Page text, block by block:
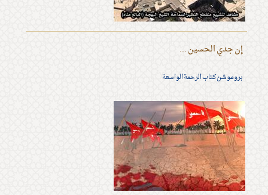
إن جدي الحسين ...
بروموشن كتاب الرحمة الواسعة